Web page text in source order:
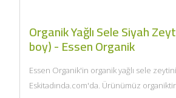
Organik Yağlı Sele Siyah
boy) - Essen Organik
Essen Organik'in organik yağlı sele zeytini
Eskitadında.com'da. Ürünümüz